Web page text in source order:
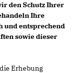
den Schutz Ihrer
Ihre
und entsprechend
sowie dieser
Erhebung